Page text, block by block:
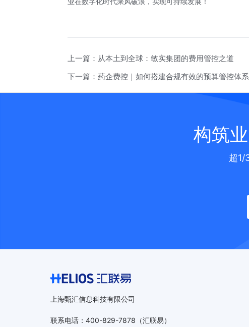
上一篇： 从本土到全球：敏实集团的费用管控之道
下一篇：药企费控｜如何搭建合规有效的预算管控体系
构筑
超1/
上海甄汇信息科技有限公司
联系电话 ： 400-829-7878 （汇联易）